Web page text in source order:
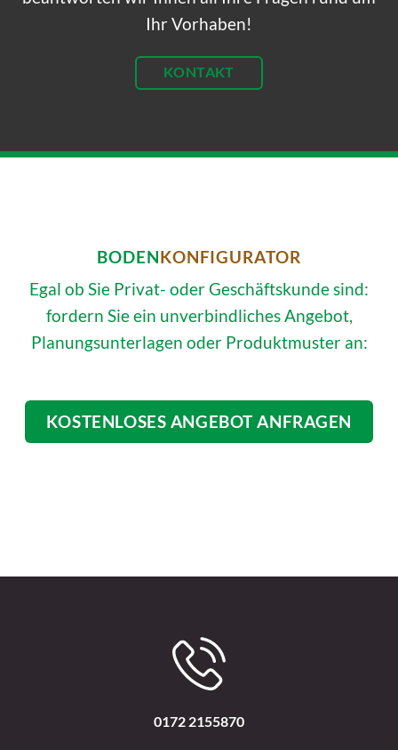
Ihr Vorhaben!
KONTAKT
BODENKONFIGURATOR
Egal ob Sie Privat- oder Geschäftskunde sind:
fordern Sie ein unverbindliches Angebot,
Planungsunterlagen oder Produktmuster an:
KOSTENLOSES ANGEBOT ANFRAGEN
0172 2155870